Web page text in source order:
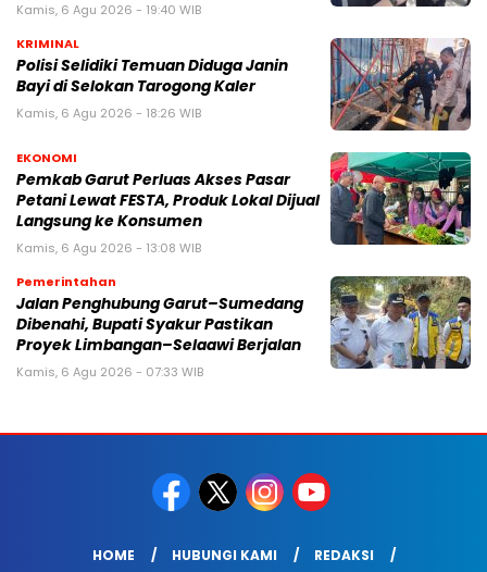
Kamis, 6 Agu 2026 - 19:40 WIB
KRIMINAL
Polisi Selidiki Temuan Diduga Janin
Bayi di Selokan Tarogong Kaler
Kamis, 6 Agu 2026 - 18:26 WIB
EKONOMI
Pemkab Garut Perluas Akses Pasar
Petani Lewat FESTA, Produk Lokal Dijual
Langsung ke Konsumen
Kamis, 6 Agu 2026 - 13:08 WIB
Pemerintahan
Jalan Penghubung Garut–Sumedang
Dibenahi, Bupati Syakur Pastikan
Proyek Limbangan–Selaawi Berjalan
Kamis, 6 Agu 2026 - 07:33 WIB
HOME HUBUNGI KAMI REDAKSI